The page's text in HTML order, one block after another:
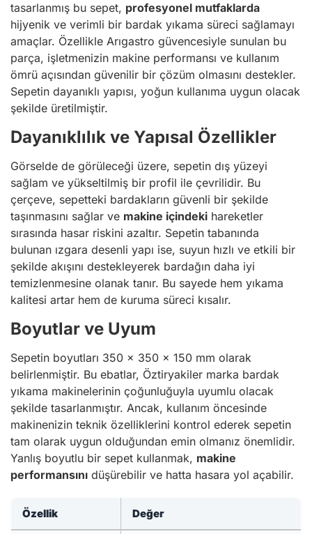
tasarlanmış bu sepet, profesyonel mutfaklarda
hijyenik ve verimli bir bardak yıkama süreci sağlamayı
amaçlar. Özellikle Arıgastro güvencesiyle sunulan bu
parça, işletmenizin makine performansı ve kullanım
ömrü açısından güvenilir bir çözüm olmasını destekler.
Sepetin dayanıklı yapısı, yoğun kullanıma uygun olacak
şekilde üretilmiştir.
Dayanıklılık ve Yapısal Özellikler
Görselde de görüleceği üzere, sepetin dış yüzeyi
sağlam ve yükseltilmiş bir profil ile çevrilidir. Bu
çerçeve, sepetteki bardakların güvenli bir şekilde
taşınmasını sağlar ve makine içindeki hareketler
sırasında hasar riskini azaltır. Sepetin tabanında
bulunan ızgara desenli yapı ise, suyun hızlı ve etkili bir
şekilde akışını destekleyerek bardağın daha iyi
temizlenmesine olanak tanır. Bu sayede hem yıkama
kalitesi artar hem de kuruma süreci kısalır.
Boyutlar ve Uyum
Sepetin boyutları 350 x 350 x 150 mm olarak
belirlenmiştir. Bu ebatlar, Öztiryakiler marka bardak
yıkama makinelerinin çoğunluğuyla uyumlu olacak
şekilde tasarlanmıştır. Ancak, kullanım öncesinde
makinenizin teknik özelliklerini kontrol ederek sepetin
tam olarak uygun olduğundan emin olmanız önemlidir.
Yanlış boyutlu bir sepet kullanmak, makine
performansını düşürebilir ve hatta hasara yol açabilir.
Özellik Değer